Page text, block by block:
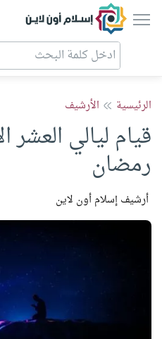
إسلام أون لاين
الرئيسية الأرشيف
قيام ليالي العشر
رمضان
أرشيف إسلام أون لاين